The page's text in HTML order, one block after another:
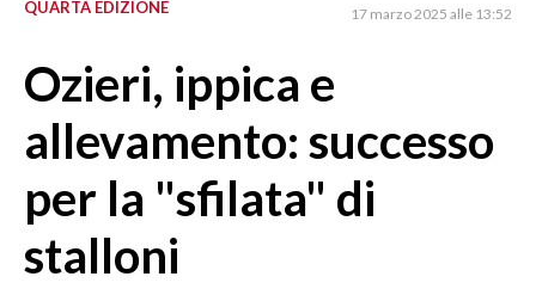
SULCIS IGLESIENTE
ORISTANO E PROVINCIA
SASSARI E PROVINCIA
GALLURA
NUORO E PROVINCIA
OGLIASTRA
AGENDA
QUARTA EDIZIONE 17 marzo 2025 alle 13:52
Ozieri, ippica e
allevamento: successo
per la "sfilata" di
stalloni